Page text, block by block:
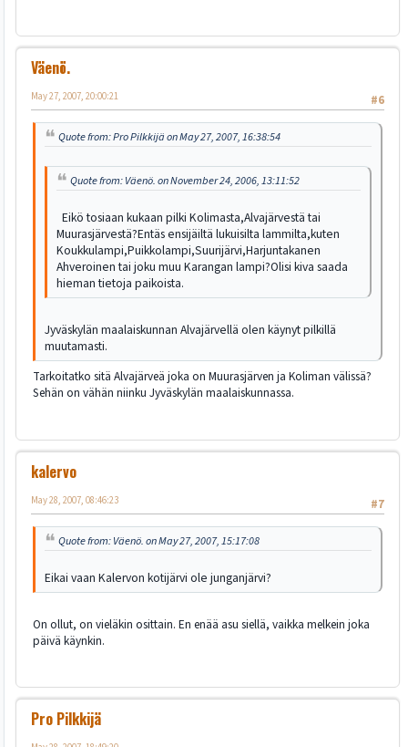
Väenö.
#6
May 27, 2007, 20:00:21
Quote from: Pro Pilkkijä on May 27, 2007, 16:38:54
Quote from: Väenö. on November 24, 2006, 13:11:52
Eikö tosiaan kukaan pilki Kolimasta,Alvajärvestä tai
Muurasjärvestä?Entäs ensijäiltä lukuisilta lammilta,kuten
Koukkulampi,Puikkolampi,Suurijärvi,Harjuntakanen
Ahveroinen tai joku muu Karangan lampi?Olisi kiva saada
hieman tietoja paikoista.
Jyväskylän maalaiskunnan Alvajärvellä olen käynyt pilkillä
muutamasti.
Tarkoitatko sitä Alvajärveä joka on Muurasjärven ja Koliman välissä?
Sehän on vähän niinku Jyväskylän maalaiskunnassa.
kalervo
#7
May 28, 2007, 08:46:23
Quote from: Väenö. on May 27, 2007, 15:17:08
Eikai vaan Kalervon kotijärvi ole junganjärvi?
On ollut, on vieläkin osittain. En enää asu siellä, vaikka melkein joka
päivä käynkin.
Pro Pilkkijä